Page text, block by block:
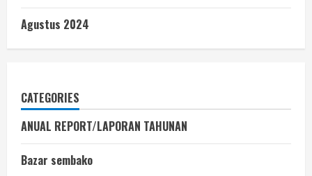
Agustus 2024
CATEGORIES
ANUAL REPORT/LAPORAN TAHUNAN
Bazar sembako